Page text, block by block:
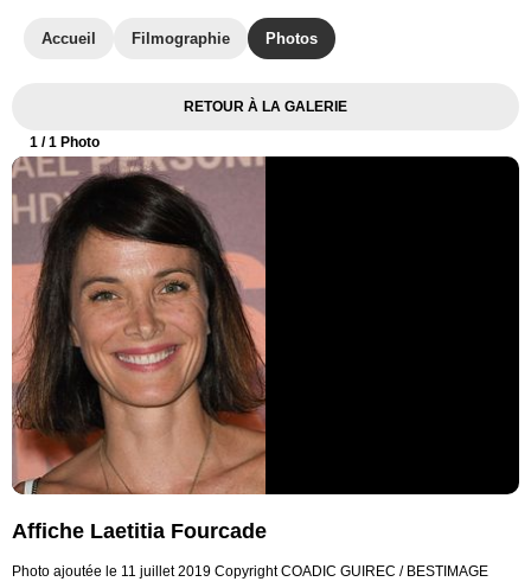
Accueil Filmographie Photos
RETOUR À LA GALERIE
1 / 1 Photo
Affiche Laetitia Fourcade
Photo ajoutée le 11 juillet 2019 Copyright COADIC GUIREC / BESTIMAGE